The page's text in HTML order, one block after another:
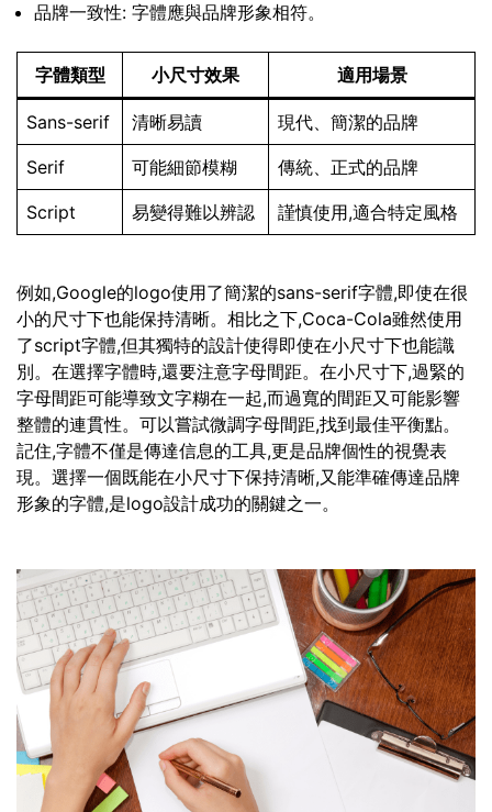
品牌一致性: 字體應與品牌形象相符。
字體類型 小尺寸效果 適用場景
Sans-serif 清晰易讀 現代、簡潔的品牌
Serif 可能細節模糊 傳統、正式的品牌
Script 易變得難以辨認 謹慎使用,適合特定風格
例如,Google的logo使用了簡潔的sans-serif字體,即使在很
小的尺寸下也能保持清晰。相比之下,Coca-Cola雖然使用
了script字體,但其獨特的設計使得即使在小尺寸下也能識
別。在選擇字體時,還要注意字母間距。在小尺寸下,過緊的
字母間距可能導致文字糊在一起,而過寬的間距又可能影響
整體的連貫性。可以嘗試微調字母間距,找到最佳平衡點。
記住,字體不僅是傳達信息的工具,更是品牌個性的視覺表
現。選擇一個既能在小尺寸下保持清晰,又能準確傳達品牌
形象的字體,是logo設計成功的關鍵之一。